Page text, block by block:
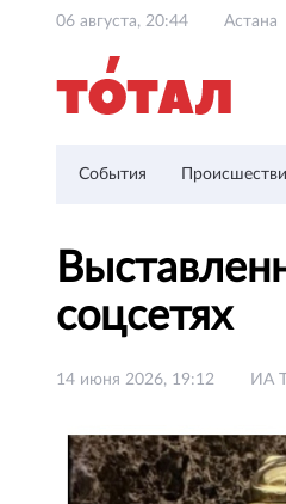
06 августа, 20:44 Астана
События
соцсетях
14 июня 2026, 19:12 ИА